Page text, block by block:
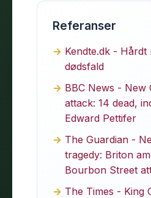
Referanser
Kendte.dk -
dødsfald
BBC News - New
attack: 14 dead,
Edward Pettifer
The Guardian -
tragedy: Briton
Bourbon Street
The Times - King